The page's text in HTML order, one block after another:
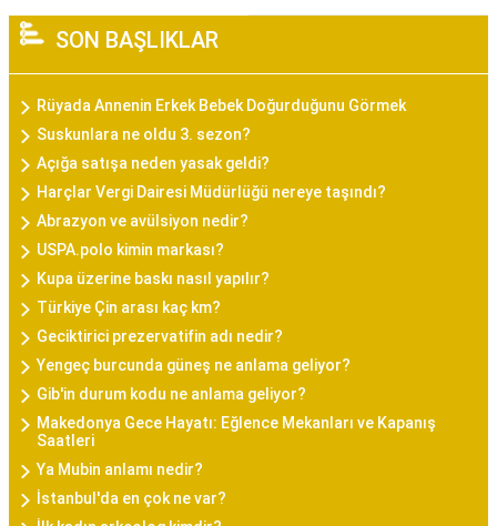
SON BAŞLIKLAR
Rüyada Annenin Erkek Bebek Doğurduğunu Görmek
Suskunlara ne oldu 3. sezon?
Açığa satışa neden yasak geldi?
Harçlar Vergi Dairesi Müdürlüğü nereye taşındı?
Abrazyon ve avülsiyon nedir?
USPA.polo kimin markası?
Kupa üzerine baskı nasıl yapılır?
Türkiye Çin arası kaç km?
Geciktirici prezervatifin adı nedir?
Yengeç burcunda güneş ne anlama geliyor?
Gib'in durum kodu ne anlama geliyor?
Makedonya Gece Hayatı: Eğlence Mekanları ve Kapanış
Saatleri
Ya Mubin anlamı nedir?
İstanbul'da en çok ne var?